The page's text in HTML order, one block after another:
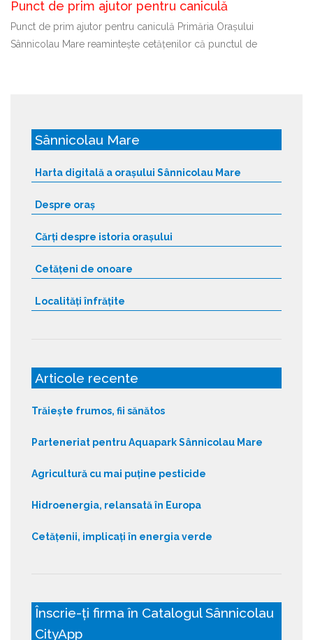
Punct de prim ajutor pentru caniculă
Punct de prim ajutor pentru caniculă Primăria Orașului
Sânnicolau Mare reamintește cetățenilor că punctul de
Sânnicolau Mare
Harta digitală a orașului Sânnicolau Mare
Despre oraș
Cărți despre istoria orașului
Cetățeni de onoare
Localități înfrățite
Articole recente
Trăiește frumos, fii sănătos
Parteneriat pentru Aquapark Sânnicolau Mare
Agricultură cu mai puține pesticide
Hidroenergia, relansată în Europa
Cetățenii, implicați în energia verde
Înscrie-ți firma în Catalogul Sânnicolau
CityApp